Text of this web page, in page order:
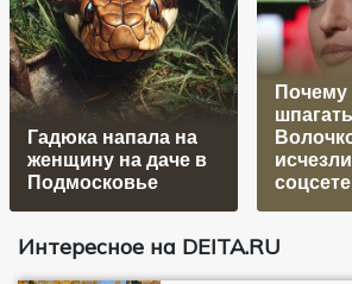
Гадюка напала на
женщину на даче в
Подмосковье
Интересное на DEITA.RU